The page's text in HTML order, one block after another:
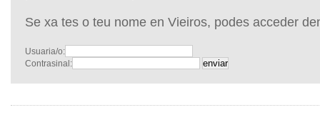
Se xa tes o teu nome en Vieiros, podes acceder
Usuaria/o:
Contrasinal: